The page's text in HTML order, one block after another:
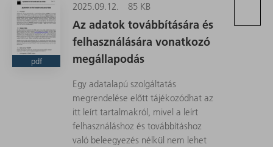
pdf
2025.09.12. 85 KB
Az adatok továbbítására és
felhasználására vonatkozó
megállapodás
Egy adatalapú szolgáltatás
megrendelése előtt tájékozódhat az
itt leírt tartalmakról, mivel a leírt
felhasználáshoz és továbbításhoz
való beleegyezés nélkül nem lehet